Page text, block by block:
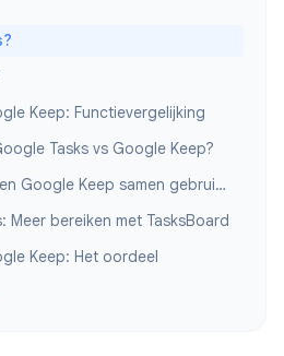
Keep: Functievergelijking
Tasks vs Google Keep?
Kun je Google Tasks en Google Keep samen gebruiken?
Meer bereiken met TasksBoard
Keep: Het oordeel